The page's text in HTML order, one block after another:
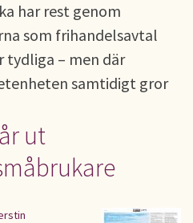
har rest genom
som frihandelsavtal
– men där
samtidigt gror
ut